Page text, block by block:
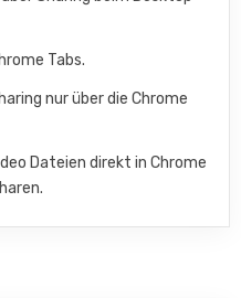
Tabs.
nur über die Chrome
Dateien direkt in Chrome